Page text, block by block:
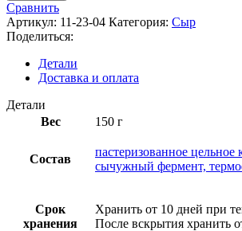
Сравнить
Артикул: 11-23-04 Категория: Сыр
Поделиться:
Детали
Доставка и оплата
Детали
Вес
150 г
Состав
пастеризованное цельное
сычужный фермент,
Срок
хранения
Хранить от 10 дней при
После вскрытия хранить